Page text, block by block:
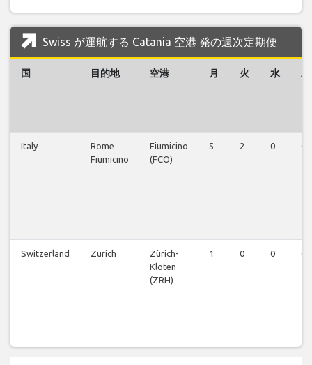
Swiss が運航する Catania 空港 発の週次定期便
国 目的地 空港 月 火 水 木
Italy
Rome
Fiumicino
Fiumicino
(FCO)
5 2 0 0
Switzerland Zurich
Zürich-
Kloten
(ZRH)
1 0 0 0